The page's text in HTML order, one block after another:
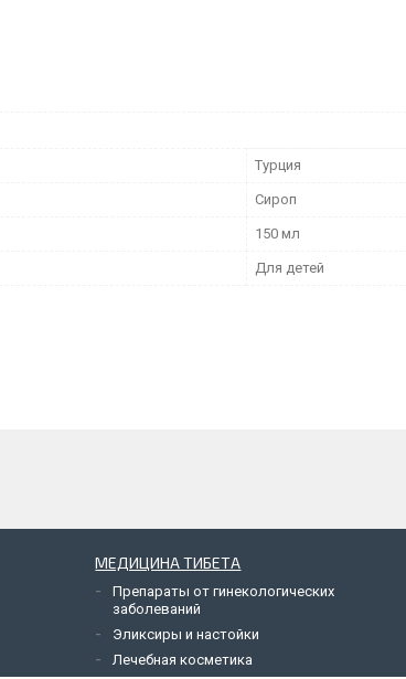
Турция
Сироп
150 мл
Для детей
МЕДИЦИНА ТИБЕТА
Препараты от гинекологических
заболеваний
Эликсиры и настойки
Лечебная косметика